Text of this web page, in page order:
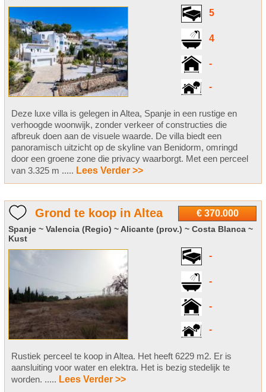
5
4
-
-
Deze luxe villa is gelegen in Altea, Spanje in een rustige en
verhoogde woonwijk, zonder verkeer of constructies die
afbreuk doen aan de visuele waarde. De villa biedt een
panoramisch uitzicht op de skyline van Benidorm, omringd
door een groene zone die privacy waarborgt. Met een perceel
van 3.325 m ..... Lees Verder >>
€ 370.000
Grond te koop in Altea
Spanje ~ Valencia (Regio) ~ Alicante (prov.) ~ Costa Blanca ~
Kust
-
-
-
-
Rustiek perceel te koop in Altea. Het heeft 6229 m2. Er is
aansluiting voor water en elektra. Het is bezig stedelijk te
worden. ..... Lees Verder >>